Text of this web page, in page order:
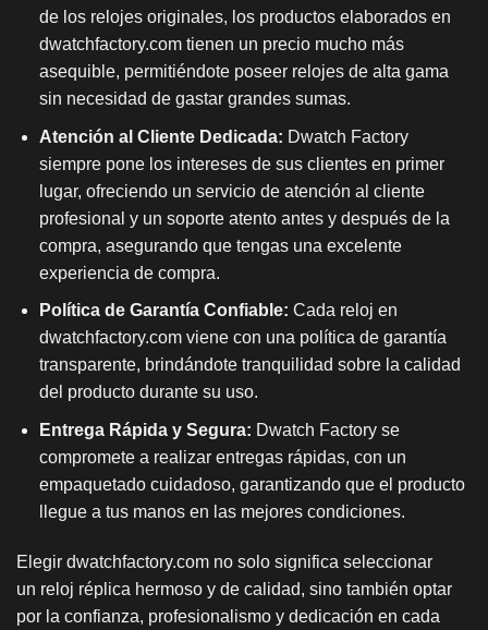
de los relojes originales, los productos elaborados en
dwatchfactory.com tienen un precio mucho más
asequible, permitiéndote poseer relojes de alta gama
sin necesidad de gastar grandes sumas.
Atención al Cliente Dedicada: Dwatch Factory
siempre pone los intereses de sus clientes en primer
lugar, ofreciendo un servicio de atención al cliente
profesional y un soporte atento antes y después de la
compra, asegurando que tengas una excelente
experiencia de compra.
Política de Garantía Confiable: Cada reloj en
dwatchfactory.com viene con una política de garantía
transparente, brindándote tranquilidad sobre la calidad
del producto durante su uso.
Entrega Rápida y Segura: Dwatch Factory se
compromete a realizar entregas rápidas, con un
empaquetado cuidadoso, garantizando que el producto
llegue a tus manos en las mejores condiciones.
Elegir dwatchfactory.com no solo significa seleccionar
un reloj réplica hermoso y de calidad, sino también optar
por la confianza, profesionalismo y dedicación en cada